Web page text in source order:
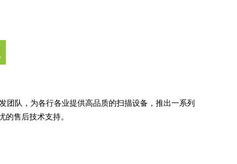
队，为各行各业提供高品质的扫描设备，推出一系列
售后技术支持。